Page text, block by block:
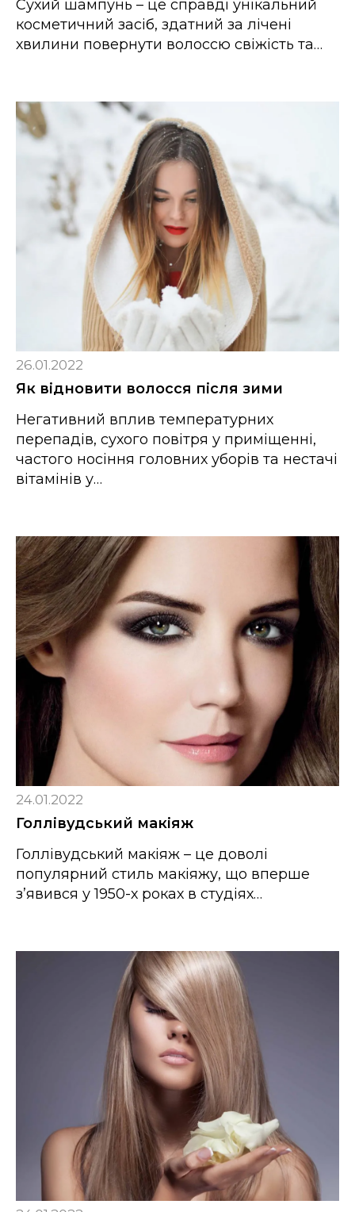
Сухий шампунь – це справді унікальний
косметичний засіб, здатний за лічені
хвилини повернути волоссю свіжість та…
26.01.2022
Як відновити волосся після зими
Негативний вплив температурних
перепадів, сухого повітря у приміщенні,
частого носіння головних уборів та нестачі
вітамінів у…
24.01.2022
Голлівудський макіяж
Голлівудський макіяж – це доволі
популярний стиль макіяжу, що вперше
з’явився у 1950-х роках в студіях…